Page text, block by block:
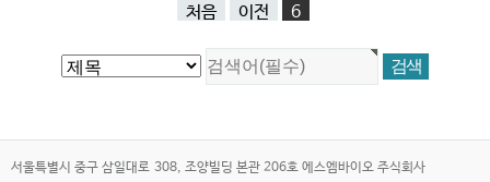
처음 이전 6
서울특별시 중구 삼일대로 308, 조양빌딩 본관 206호 에스엠바이오 주식회사